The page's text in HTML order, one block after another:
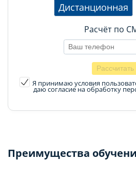
Дистанционная
Расчёт по
Я принимаю условия
даю согласие на обработку
Преимущества